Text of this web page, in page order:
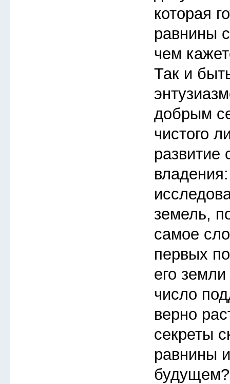
которая
равнины
чем
Так и
добрым
чистого
развитие
земель,
самое
первых
его
число
верно
секреты
равнины
будущем?